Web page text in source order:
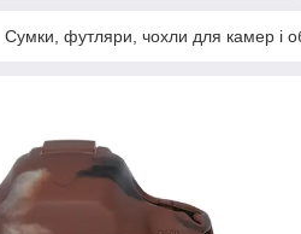
Сумки, футляри, чохли для камер і